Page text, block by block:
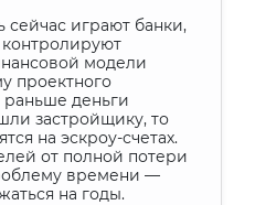
играют банки,
модели
проектного
деньги
застройщику, то
на эскроу-счетах.
от полной потери
времени —
на годы.